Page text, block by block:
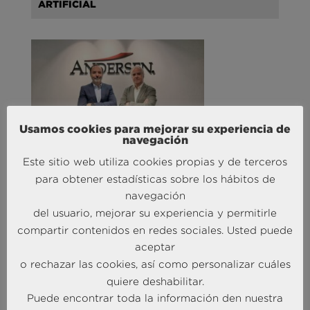
ARTIFICIAL
con la incorporación de Carlos Alonso y Javier
Mateos
MÁS NOTICIAS SOBRE: TURISMO & OCIO
Usamos cookies para mejorar su experiencia de
navegación
Este sitio web utiliza cookies propias y de terceros
para obtener estadísticas sobre los hábitos de
navegación
del usuario, mejorar su experiencia y permitirle
compartir contenidos en redes sociales. Usted puede
aceptar
o rechazar las cookies, así como personalizar cuáles
quiere deshabilitar.
Puede encontrar toda la información den nuestra